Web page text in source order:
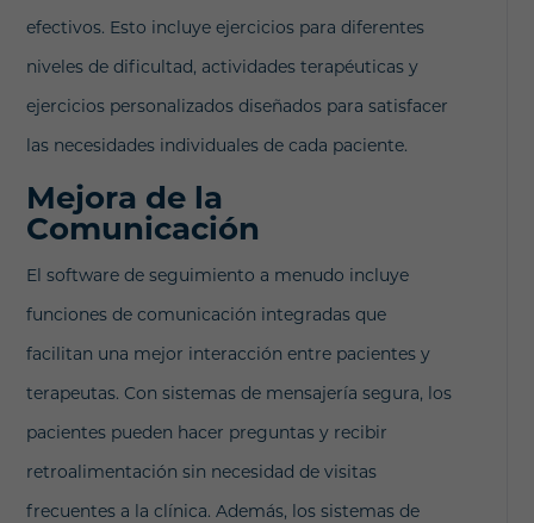
efectivos. Esto incluye ejercicios para diferentes
niveles de dificultad, actividades terapéuticas y
ejercicios personalizados diseñados para satisfacer
las necesidades individuales de cada paciente.
Mejora de la
Comunicación
El software de seguimiento a menudo incluye
funciones de comunicación integradas que
facilitan una mejor interacción entre pacientes y
terapeutas. Con sistemas de mensajería segura, los
pacientes pueden hacer preguntas y recibir
retroalimentación sin necesidad de visitas
frecuentes a la clínica. Además, los sistemas de